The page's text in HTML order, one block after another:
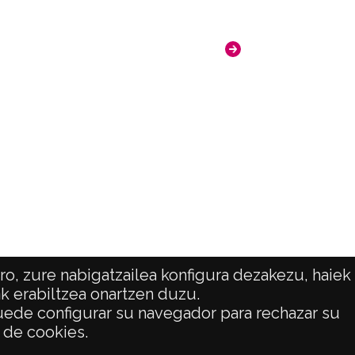
zure nabigatzailea konfigura dezakezu, haiek
erabiltzea onartzen duzu.
configurar su navegador para rechazar su
cookies.
ATENCIÓN CIUDADANA